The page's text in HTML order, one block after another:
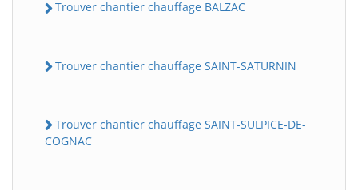
Trouver chantier chauffage BALZAC
Trouver chantier chauffage SAINT-SATURNIN
Trouver chantier chauffage SAINT-SULPICE-DE-
COGNAC